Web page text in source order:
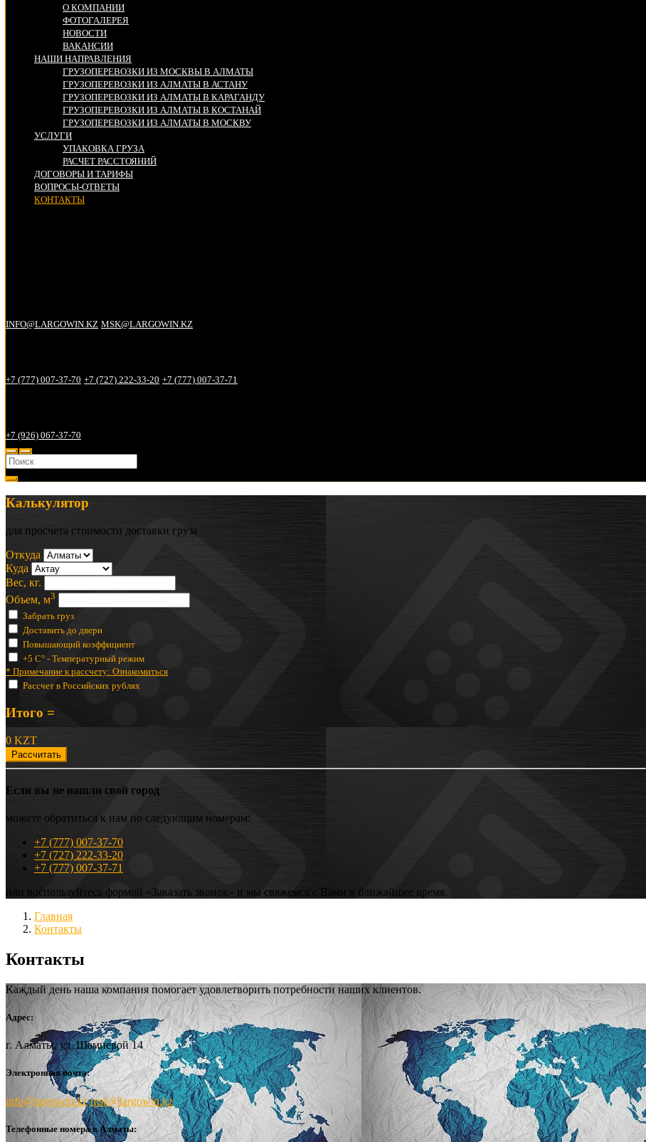
О КОМПАНИИ
ФОТОГАЛЕРЕЯ
НОВОСТИ
ВАКАНСИИ
НАШИ НАПРАВЛЕНИЯ
ГРУЗОПЕРЕВОЗКИ ИЗ МОСКВЫ В АЛМАТЫ
ГРУЗОПЕРЕВОЗКИ ИЗ АЛМАТЫ В АСТАНУ
ГРУЗОПЕРЕВОЗКИ ИЗ АЛМАТЫ В КАРАГАНДУ
ГРУЗОПЕРЕВОЗКИ ИЗ АЛМАТЫ В КОСТАНАЙ
ГРУЗОПЕРЕВОЗКИ ИЗ АЛМАТЫ В МОСКВУ
УСЛУГИ
УПАКОВКА ГРУЗА
РАСЧЕТ РАССТОЯНИЙ
ДОГОВОРЫ И ТАРИФЫ
ВОПРОСЫ-ОТВЕТЫ
КОНТАКТЫ
INFO@LARGOWIN.KZ MSK@LARGOWIN.KZ
+7 (777) 007-37-70 +7 (727) 222-33-20 +7 (777) 007-37-71
+7 (926) 067-37-70
Калькулятор
для просчета стоимости доставки груза
Откуда
Куда
Вес, кг.
Объем, м3
Забрать груз
Доставить до двери
Повышающий коэффициент
+5 C° - Температурный режим
* Примечание к рассчету: Ознакомиться
Рассчет в Российских рублях
Итого =
0 KZT
Рассчитать
Если вы не нашли свой город
можете обратиться к нам по следующим номерам:
+7 (777) 007-37-70
+7 (727) 222-33-20
+7 (777) 007-37-71
или воспользуйтесь формой «Заказать звонок» и мы свяжемся с Вами в ближайшее время.
Главная
Контакты
Контакты
Каждый день наша компания помогает удовлетворить потребности наших клиентов.
Адрес:
г. Алматы, ул. Шамиевой 14
Электронная почта:
info@largowin.kz msk@largowin.kz
Телефонные номера в Алматы: